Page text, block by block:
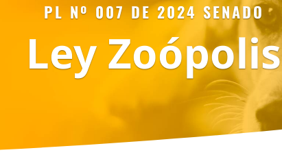
PL Nº 007 DE 2024 SENADO
Ley Zoópolis